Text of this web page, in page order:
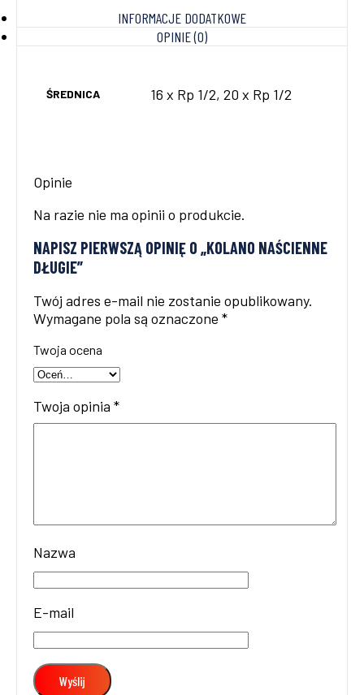
INFORMACJE DODATKOWE
OPINIE (0)
ŚREDNICA 16 x Rp 1/2, 20 x Rp 1/2
Opinie
Na razie nie ma opinii o produkcie.
NAPISZ PIERWSZĄ OPINIĘ O „KOLANO NAŚCIENNE
DŁUGIE”
Twój adres e-mail nie zostanie opublikowany.
Wymagane pola są oznaczone *
Twoja ocena
Twoja opinia *
Nazwa
E-mail